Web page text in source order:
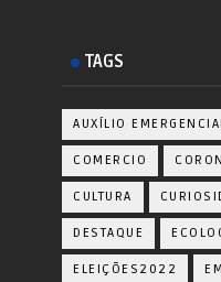
TAGS
AUXÍLIO
COMERCIO
CULTURA
DESTAQUE
ELEIÇÕES2022